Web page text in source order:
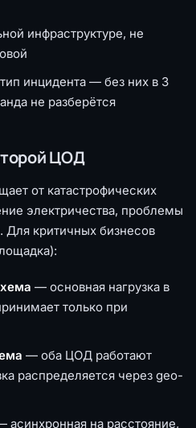
инфраструктуре, не
инцидента — без них в 3
не разберётся
ЦОД
от катастрофических
электричества, проблемы
критичных бизнесов
— основная нагрузка в
только при
— оба ЦОД работают
распределяется через geo-
асинхронная на расстояние,